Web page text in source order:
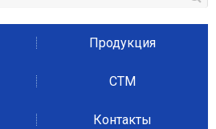
Продукция
СТМ
Контакты